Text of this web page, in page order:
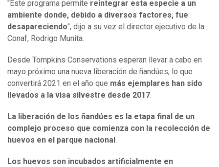
"Este programa permite reintegrar esta especie a un
ambiente donde, debido a diversos factores, fue
desapareciendo", dijo a su vez el director ejecutivo de la
Conaf, Rodrigo Munita.
Desde Tompkins Conservations esperan llevar a cabo en
mayo próximo una nueva liberación de ñandúes, lo que
convertirá 2021 en el año que más ejemplares han sido
llevados a la visa silvestre desde 2017.
La liberación de los ñandúes es la etapa final de un
complejo proceso que comienza con la recolección de
huevos en el parque nacional .
Los huevos son incubados artificialmente en